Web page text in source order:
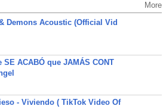
More
Demons Acoustic (Official Vid
SE ACABÓ que JAMÁS CONT
- Viviendo ( TikTok Video Of